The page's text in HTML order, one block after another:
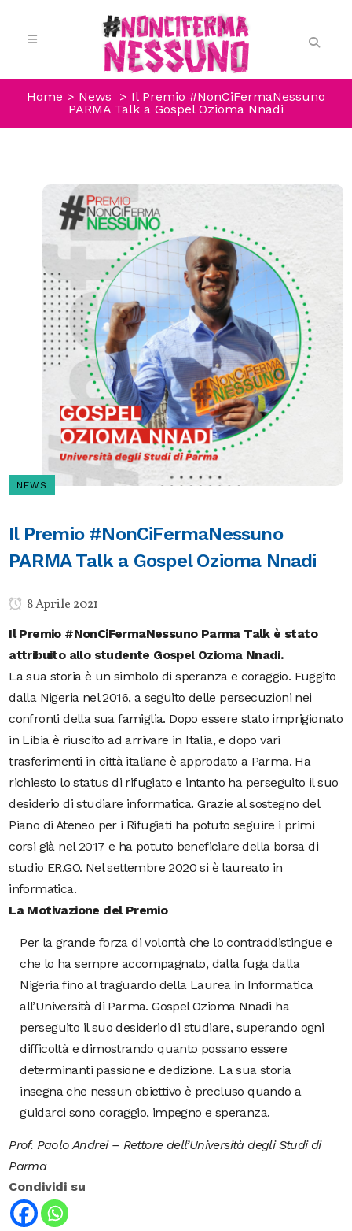
Home > News > Il Premio #NonCiFermaNessuno
PARMA Talk a Gospel Ozioma Nnadi
NEWS
Il Premio #NonCiFermaNessuno
PARMA Talk a Gospel Ozioma Nnadi
8 Aprile 2021
Il Premio #NonCiFermaNessuno Parma Talk è stato
attribuito allo studente Gospel Ozioma Nnadi.
La sua storia è un simbolo di speranza e coraggio. Fuggito
dalla Nigeria nel 2016, a seguito delle persecuzioni nei
confronti della sua famiglia. Dopo essere stato imprigionato
in Libia è riuscito ad arrivare in Italia, e dopo vari
trasferimenti in città italiane è approdato a Parma. Ha
richiesto lo status di rifugiato e intanto ha perseguito il suo
desiderio di studiare informatica.Grazie al sostegno del
Piano di Ateneo per i Rifugiati ha potuto seguire i primi
corsi già nel 2017 e ha potuto beneficiare della borsa di
studio ER.GO. Nel settembre 2020 si è laureato in
informatica.
La Motivazione del Premio
Per la grande forza di volontà che lo contraddistingue e
che lo ha sempre accompagnato, dalla fuga dalla
Nigeria fino al traguardo della Laurea in Informatica
all’Università di Parma. Gospel Ozioma Nnadi ha
perseguito il suo desiderio di studiare, superando ogni
difficoltà e dimostrando quanto possano essere
determinanti passione e dedizione. La sua storia
insegna che nessun obiettivo è precluso quando a
guidarci sono coraggio, impegno e speranza.
Prof. Paolo Andrei – Rettore dell’Università degli Studi di
Parma
Condividi su